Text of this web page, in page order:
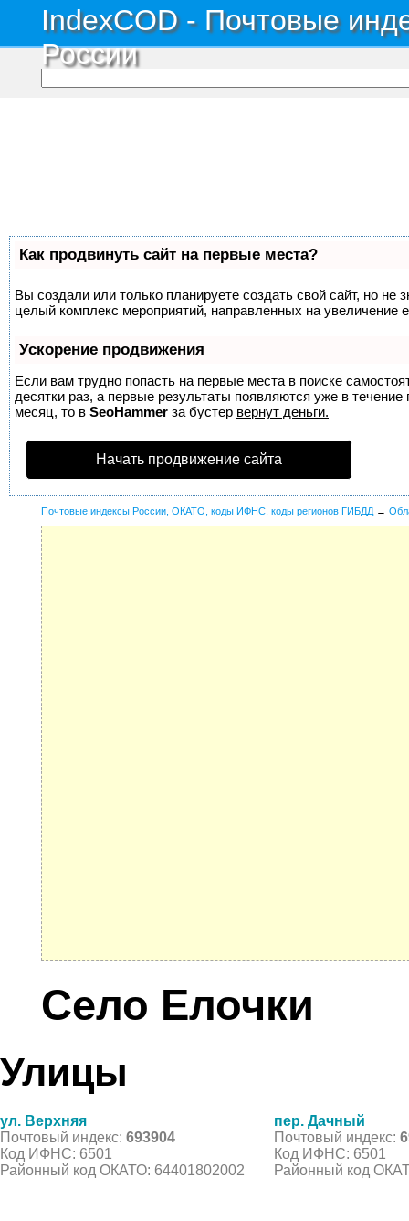
IndexCOD - Почтовые
России
Как продвинуть сайт на первые места?
Вы создали или только планируете создать свой сайт, но не
целый комплекс мероприятий, направленных на увеличение
Ускорение продвижения
Если вам трудно попасть на первые места в поиске
десятки раз, а первые результаты появляются уже в
месяц, то в SeoHammer за бустер вернут деньги.
Начать продвижение сайта
Почтовые индексы России, ОКАТО, коды ИФНС, коды регионов ГИБДД →
Село Елочки
Улицы
ул. Верхняя
Почтовый индекс: 693904
Код ИФНС: 6501
Районный код ОКАТО: 64401802002
пер. Дачный
Почтовый индекс:
Код ИФНС: 6501
Районный код